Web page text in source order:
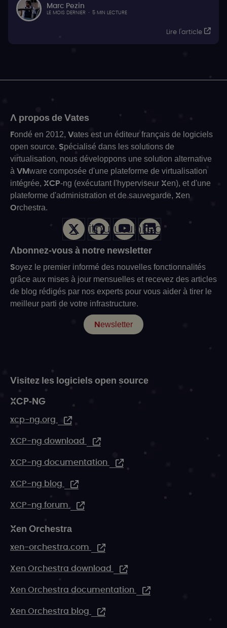
Marc Pezin
LE MOIS DERNIER · 5 MIN LECTURE
Lire l'article
Visitez les logiciels open source
XCP-NG
xcp-ng.org
XCP-ng download
XCP-ng documentation
XCP-ng blog
XCP-ng forum
Xen Orchestra
xen-orchestra.com
Xen Orchestra download
Xen Orchestra documentation
Xen Orchestra blog
A propos de Vates
Fondé en 2012, Vates est un éditeur français de logiciels
open source. Spécialisé dans les solutions de
virtualisation, nous développons une solution alternative
à VMware composée d'une plateforme de virtualisation
intégrée, XCP-ng (exécutant l'hyperviseur Xen), et d'une
plateforme d'administration et de sauvegarde, Xen
Orchestra.
X Github
Youtube
LinkedIn
Abonnez-vous à notre newsletter
Soyez le premier informé des nouvelles fonctionnalités
grâce aux mises à jour mensuelles et recevez des articles
de blog rédigés par nos experts pour vous aider à tirer le
meilleur parti de votre infrastructure.
Newsletter